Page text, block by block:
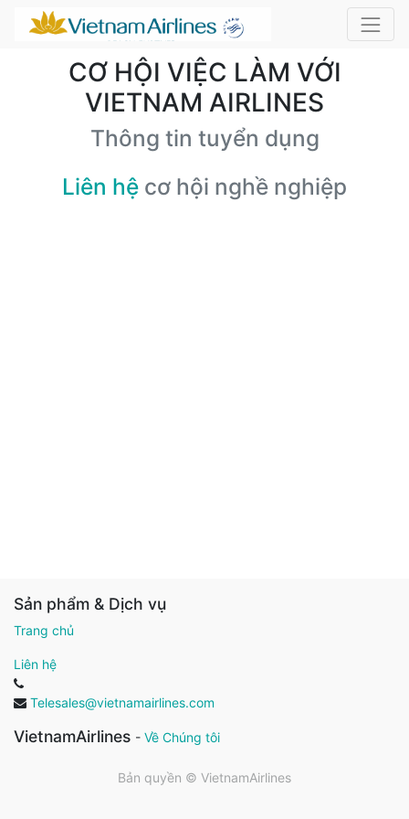
CƠ HỘI VIỆC LÀM VỚI
VIETNAM AIRLINES
Thông tin tuyển dụng
Liên hệ cơ hội nghề nghiệp
Sản phẩm & Dịch vụ
Trang chủ
Liên hệ
Telesales@vietnamairlines.com
VietnamAirlines - Về Chúng tôi
Bản quyền © VietnamAirlines